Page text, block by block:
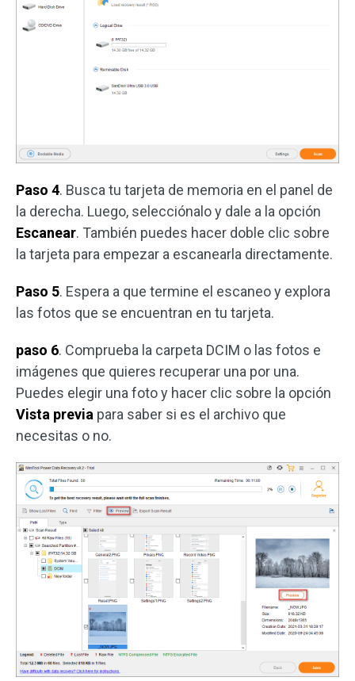
Paso 4. Busca tu tarjeta de memoria en el panel de
la derecha. Luego, selecciónalo y dale a la opción
Escanear. También puedes hacer doble clic sobre
la tarjeta para empezar a escanearla directamente.
Paso 5. Espera a que termine el escaneo y explora
las fotos que se encuentran en tu tarjeta.
paso 6. Comprueba la carpeta DCIM o las fotos e
imágenes que quieres recuperar una por una.
Puedes elegir una foto y hacer clic sobre la opción
Vista previa para saber si es el archivo que
necesitas o no.